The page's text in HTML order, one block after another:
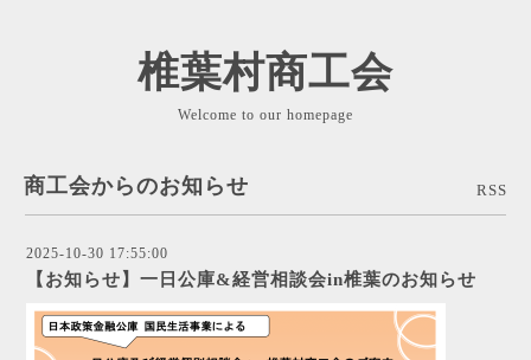
椎葉村商工会
Welcome to our homepage
商工会からのお知らせ RSS
2025-10-30 17:55:00
【お知らせ】一日公庫&経営相談会in椎葉のお知らせ